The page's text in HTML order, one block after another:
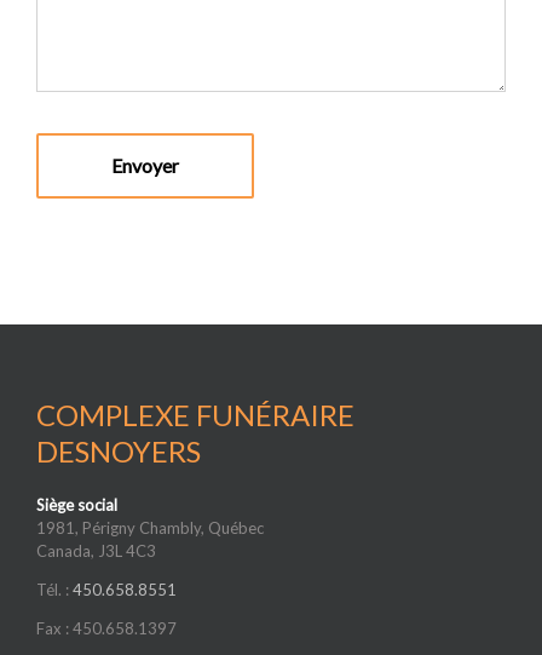
COMPLEXE FUNÉRAIRE
DESNOYERS
Siège social
1981, Périgny Chambly, Québec
Canada, J3L 4C3
Tél. :450.658.8551
Fax : 450.658.1397